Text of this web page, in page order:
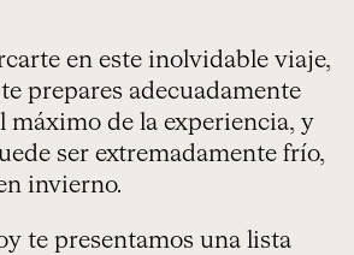
en este inolvidable viaje,
prepares adecuadamente
máximo de la experiencia, y
ser extremadamente frío,
invierno.
te presentamos una lista